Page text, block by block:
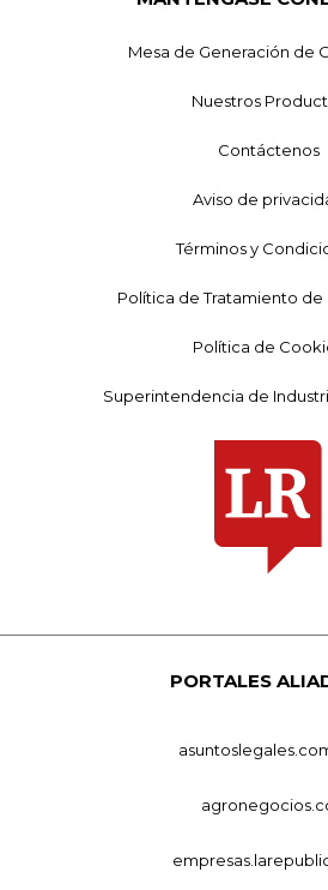
Mesa de Generación de
Nuestros
Contáctenos
Aviso de
Términos y
Política de Tratamiento de
Política de
Superintendencia de
PORTALES